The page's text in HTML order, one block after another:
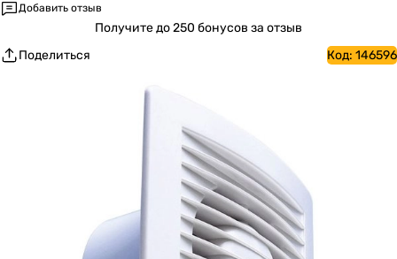
Добавить отзыв
Получитедо 250 бонусов за отзыв
Поделиться
Код: 146596